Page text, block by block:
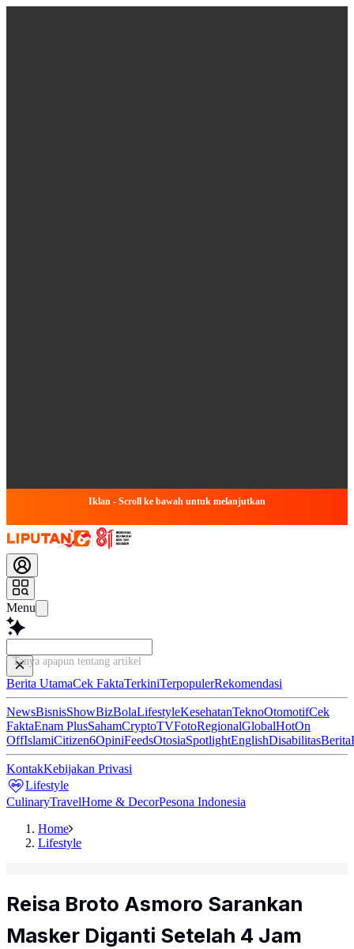
Iklan - Scroll ke bawah untuk melanjutkan
Menu
Tanya apapun tentang artikel ini...
Berita UtamaCek FaktaTerkiniTerpopulerRekomendasi
NewsBisnisShowBizBolaLifestyleKesehatanTeknoOtomotifCek
FaktaEnam PlusSahamCryptoTVFotoRegionalGlobalHotOn
OffIslamiCitizen6OpiniFeedsOtosiaSpotlightEnglishDisabilitasBerita
KontakKebijakan Privasi
Lifestyle
CulinaryTravelHome & DecorPesona Indonesia
Home
Lifestyle
Reisa Broto Asmoro Sarankan
Masker Diganti Setelah 4 Jam